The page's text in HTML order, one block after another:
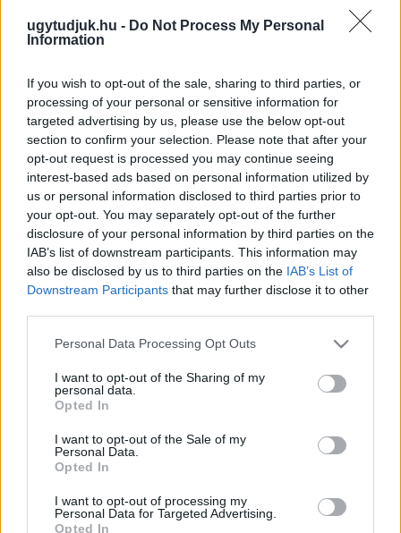
ugytudjuk.hu - Do Not Process My Personal
Information
If you wish to opt-out of the sale, sharing to third parties, or
processing of your personal or sensitive information for
targeted advertising by us, please use the below opt-out
section to confirm your selection. Please note that after your
opt-out request is processed you may continue seeing
interest-based ads based on personal information utilized by
us or personal information disclosed to third parties prior to
your opt-out. You may separately opt-out of the further
disclosure of your personal information by third parties on the
IAB’s list of downstream participants. This information may
also be disclosed by us to third parties on the IAB’s List of
Downstream Participants that may further disclose it to other
Please note that this website/app uses one or more Google
not limited to your visit or usage behaviour. You may click to
grant or deny consent to Google and its third-party tags to
use your data for below specified purposes in below Google
consent section.
Personal Data Processing Opt Outs
I want to opt-out of the Sharing of my
personal data.
Opted In
I want to opt-out of the Sale of my
Personal Data.
Opted In
I want to opt-out of processing my
Personal Data for Targeted Advertising.
Opted In
A szombathelyi labdarúgó utánpótlás központ közleményben
reagált a tegnapi hírre.
AKADÉMIÁK KÖRÉBŐL AZ ILLÉS LABDARÚGÓ
AKADÉMIA
2025. július. 30. 19:38
2 milliárd forinttól esett el a szervezet.
KÖZEL FÉLMILLIÁRD FORINT MÍNUSSZAL ZÁRT
TAVALY AZ ILLÉS SPORT ALAPÍTVÁNY
2025. június. 02. 10:06
1 milliárd 800 millió forintra csökkent a szervezet állami
támogatása. Szalai Ádám és Schäfer András veheti át az
utánpótlásbázis.
SZALAI ÁDÁM BEFEJEZTE LABDARÚGÓ
A magyar válogatottban 86-szor lépett pályára és 26 gólt
VERESÉGGEL ZÁRTUK A NEMZETEK LIGÁJA
SOROZATOT
2022. szeptember. 26. 22:44
Csoportmásodik lett a Rossi-csapat.
SZALAI ÁDÁM HÉTFŐN BEFEJEZI
VÁLOGATOTT-PÁLYAFUTÁSÁT
2022. szeptember. 21. 16:19